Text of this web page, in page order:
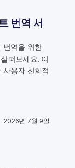
번역 서
번역을 위한
펴보세요. 여
사용자 친화적
2026년 7월 9일